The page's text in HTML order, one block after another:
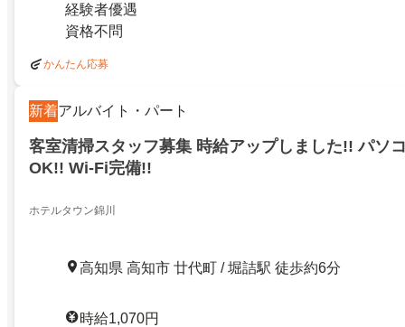
経験者優遇
資格不問
かんたん応募
新着アルバイト・パート
客室清掃スタッフ募集 時給アップしました!! パソ
OK!! Wi-Fi完備!!
ホテルタウン錦川
高知県 高知市 廿代町 / 堀詰駅 徒歩約6分
時給1,070円